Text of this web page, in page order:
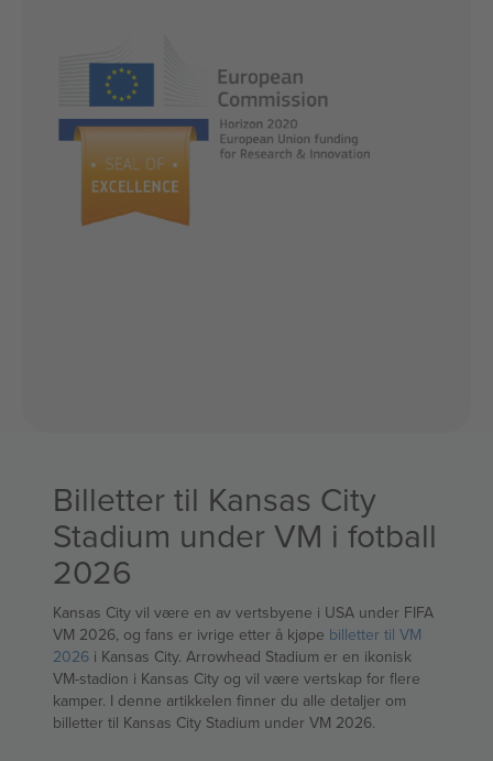
Billetter til Kansas City
Stadium under VM i fotball
2026
Kansas City vil være en av vertsbyene i USA under FIFA
VM 2026, og fans er ivrige etter å kjøpe billetter til VM
2026 i Kansas City. Arrowhead Stadium er en ikonisk
VM-stadion i Kansas City og vil være vertskap for flere
kamper. I denne artikkelen finner du alle detaljer om
billetter til Kansas City Stadium under VM 2026.